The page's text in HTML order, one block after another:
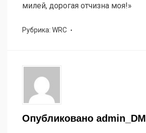
милей, дорогая отчизна моя!»
Рубрика: WRC
Опубликовано admin_DM